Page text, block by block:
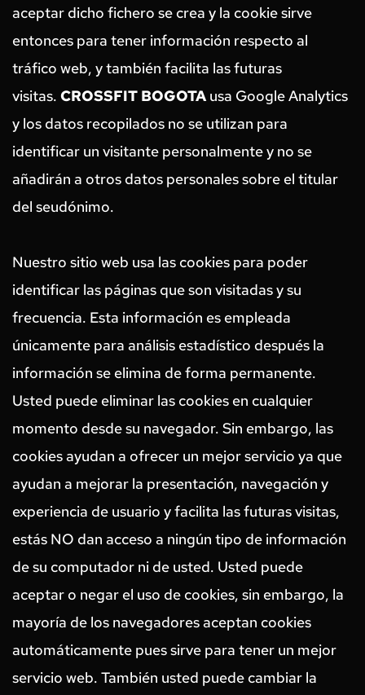
aceptar dicho fichero se crea y la cookie sirve
entonces para tener información respecto al
tráfico web, y también facilita las futuras
visitas. CROSSFIT BOGOTA usa Google Analytics
y los datos recopilados no se utilizan para
identificar un visitante personalmente y no se
añadirán a otros datos personales sobre el titular
del seudónimo.
Nuestro sitio web usa las cookies para poder
identificar las páginas que son visitadas y su
frecuencia. Esta información es empleada
únicamente para análisis estadístico después la
información se elimina de forma permanente.
Usted puede eliminar las cookies en cualquier
momento desde su navegador. Sin embargo, las
cookies ayudan a ofrecer un mejor servicio ya que
ayudan a mejorar la presentación, navegación y
experiencia de usuario y facilita las futuras visitas,
estás NO dan acceso a ningún tipo de información
de su computador ni de usted. Usted puede
aceptar o negar el uso de cookies, sin embargo, la
mayoría de los navegadores aceptan cookies
automáticamente pues sirve para tener un mejor
servicio web. También usted puede cambiar la